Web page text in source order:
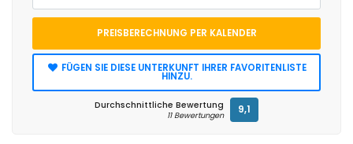
PREISBERECHNUNG PER KALENDER
FÜGEN SIE DIESE UNTERKUNFT IHRER FAVORITENLISTE
HINZU.
Durchschnittliche Bewertung
11 Bewertungen 9,1